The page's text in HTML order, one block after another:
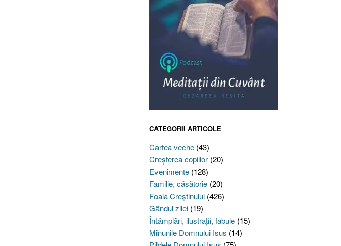
CATEGORII ARTICOLE
Cartea veche(43)
Creşterea copiilor(20)
Evenimente(128)
Familie, căsătorie(20)
Foaia Creştinului(426)
Gândul zilei(19)
Întâmplări, ilustraţii, fabule(15)
Minunile Domnului Isus (14)